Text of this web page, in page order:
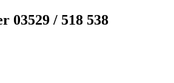
03529 / 518 538